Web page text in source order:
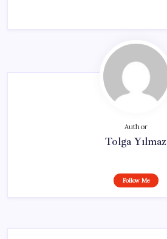
Author
Tolga Yılmaz
Follow Me